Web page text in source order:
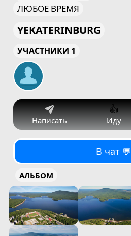
ЛЮБОЕ ВРЕМЯ
YEKATERINBURG
УЧАСТНИКИ 1
Написать
👍
Иду
В чат 💬
АЛЬБОМ